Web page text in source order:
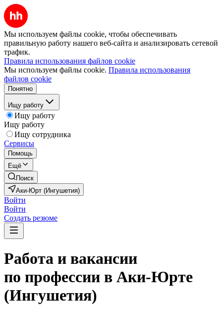
Мы используем файлы cookie, чтобы обеспечивать
правильную работу нашего веб-сайта и анализировать сетевой
трафик.
Правила использования файлов cookie
Мы используем файлы cookie. Правила использования
файлов cookie
Понятно
Ищу работу
Ищу работу
Ищу работу
Ищу сотрудника
Сервисы
Помощь
Ещё
Поиск
Аки-Юрт (Ингушетия)
Войти
Войти
Создать резюме
Работа и вакансии
по профессии в Аки-Юрте
(Ингушетия)